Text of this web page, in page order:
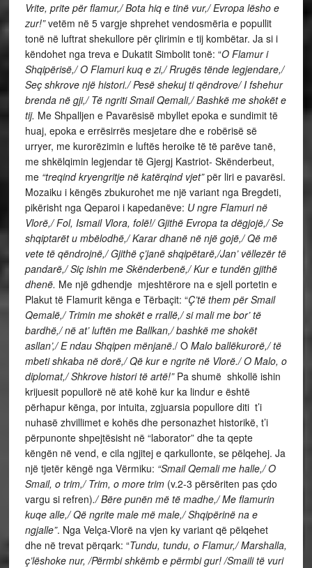
Vrite, prite për flamur,/ Bota hiq e tinë vur,/ Evropa lësho e
zur!”vetëm në 5 vargje shprehet vendosmëria e popullit
tonë në luftrat shekullore për çlirimin e tij kombëtar. Ja si i
këndohet nga treva e Dukatit Simbolit tonë: “O Flamur i
Shqipërisë,/ O Flamuri kuq e zi,/ Rrugës tënde legjendare,/
Seç shkrove një histori./ Pesë shekuj ti qëndrove/ I fshehur
brenda në gji,/ Të ngriti Smail Qemali,/ Bashkë me shokët e
tij. Me Shpalljen e Pavarësisë mbyllet epoka e sundimit të
huaj, epoka e errësirrës mesjetare dhe e robërisë së
urryer, me kurorëzimin e luftës heroike të të parëve tanë,
me shkëlqimin legjendar të Gjergj Kastriot- Skënderbeut,
me “treqind kryengritje në katërqind vjet”për liri e pavarësi.
Mozaiku i këngës zbukurohet me një variant nga Bregdeti,
pikërisht nga Qeparoi i kapedanëve: U ngre Flamuri në
Vlorë,/ Fol, Ismail Vlora, folë!/ Gjithë Evropa ta dëgjojë,/ Se
shqiptarët u mbëlodhë,/ Karar dhanë në një gojë,/ Që më
vete të qëndrojnë,/ Gjithë ç’janë shqipëtarë,/Jan’ vëllezër të
pandarë,/ Siç ishin me Skënderbenë,/ Kur e tundën gjithë
dhenë. Me një gdhendje mjeshtërore na e sjell portetin e
Plakut të Flamurit kënga e Tërbaçit: “Ç’të them për Smail
Qemalë,/ Trimin me shokët e rrallë,/ si mali me bor’ të
bardhë,/ në at’ luftën me Ballkan,/ bashkë me shokët
asllan’,/ E ndau Shqipen mënjanë./ O Malo ballëkurorë,/ të
mbeti shkaba në dorë,/ Që kur e ngrite në Vlorë./ O Malo, o
diplomat,/ Shkrove histori të artë!” Pa shumë shkollë ishin
krijuesit popullorë në atë kohë kur ka lindur e është
përhapur kënga, por intuita, zgjuarsia popullore diti t’i
nuhasë zhvillimet e kohës dhe personazhet historikë, t’i
përpunonte shpejtësisht në “laborator” dhe ta qepte
këngën në vend, e cila ngjitej e qarkullonte, se pëlqehej. Ja
një tjetër këngë nga Vërmiku: “Smail Qemali me halle,/ O
Smail, o trim,/ Trim, o more trim(v.2-3 përsëriten pas çdo
vargu si refren)./ Bëre punën më të madhe,/ Me flamurin
kuqe alle,/ Që ngrite male më male,/ Shqipërinë na e
ngjalle”. Nga Velça-Vlorë na vjen ky variant që pëlqehet
dhe në trevat përqark: “Tundu, tundu, o Flamur,/ Marshalla,
ç’lëshoke nur, /Përmbi shkëmb e përmbi gur! /Smaili të vuri